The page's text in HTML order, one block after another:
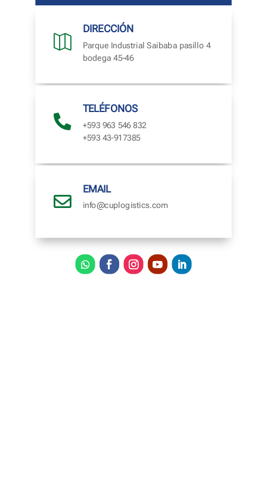

DIRECCIÓN
Parque Industrial Saibaba pasillo 4
bodega 45-46

TELÉFONOS
+593 963 546 832
+593 43-917385

EMAIL
info@cuplogistics.com